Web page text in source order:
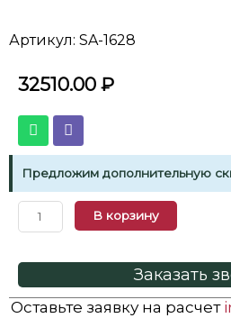
Артикул: SA-1628
32510.00 ₽
Предложим дополнительную
В корзину
Заказать
Оставьте заявку на расчет